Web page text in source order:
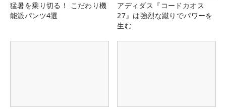
猛暑を乗り切る！ こだわり機
能派パンツ4選
アディダス『コードカオス
27』は強烈な蹴りでパワーを
生む